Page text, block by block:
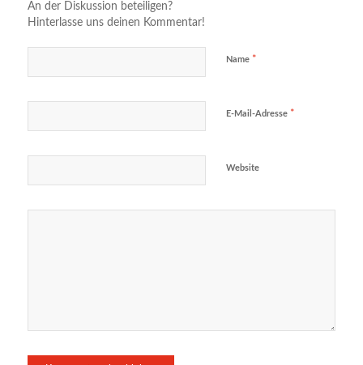
An der Diskussion beteiligen?
Hinterlasse uns deinen Kommentar!
Name *
E-Mail-Adresse *
Website